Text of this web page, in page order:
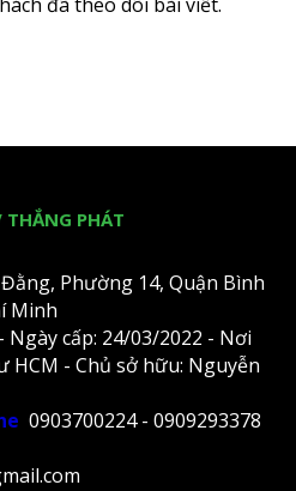
PHÁT
Phường 14, Quận Bình
Minh
Ngày cấp: 24/03/2022 - Nơi
HCM - Chủ sở hữu: Nguyễn
0903700224 - 0909293378